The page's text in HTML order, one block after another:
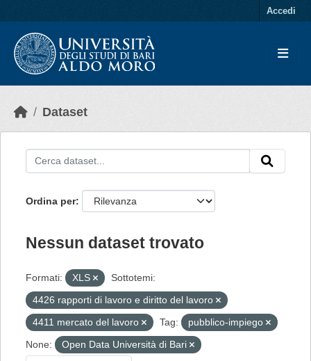
Accedi
Dataset
Ordina per
Nessun dataset trovato
Formati: XLS
Sottotemi:
4426 rapporti di lavoro e diritto del lavoro
4411 mercato del lavoro
Tag:
pubblico-impiego
None:
Open Data Università di Bari